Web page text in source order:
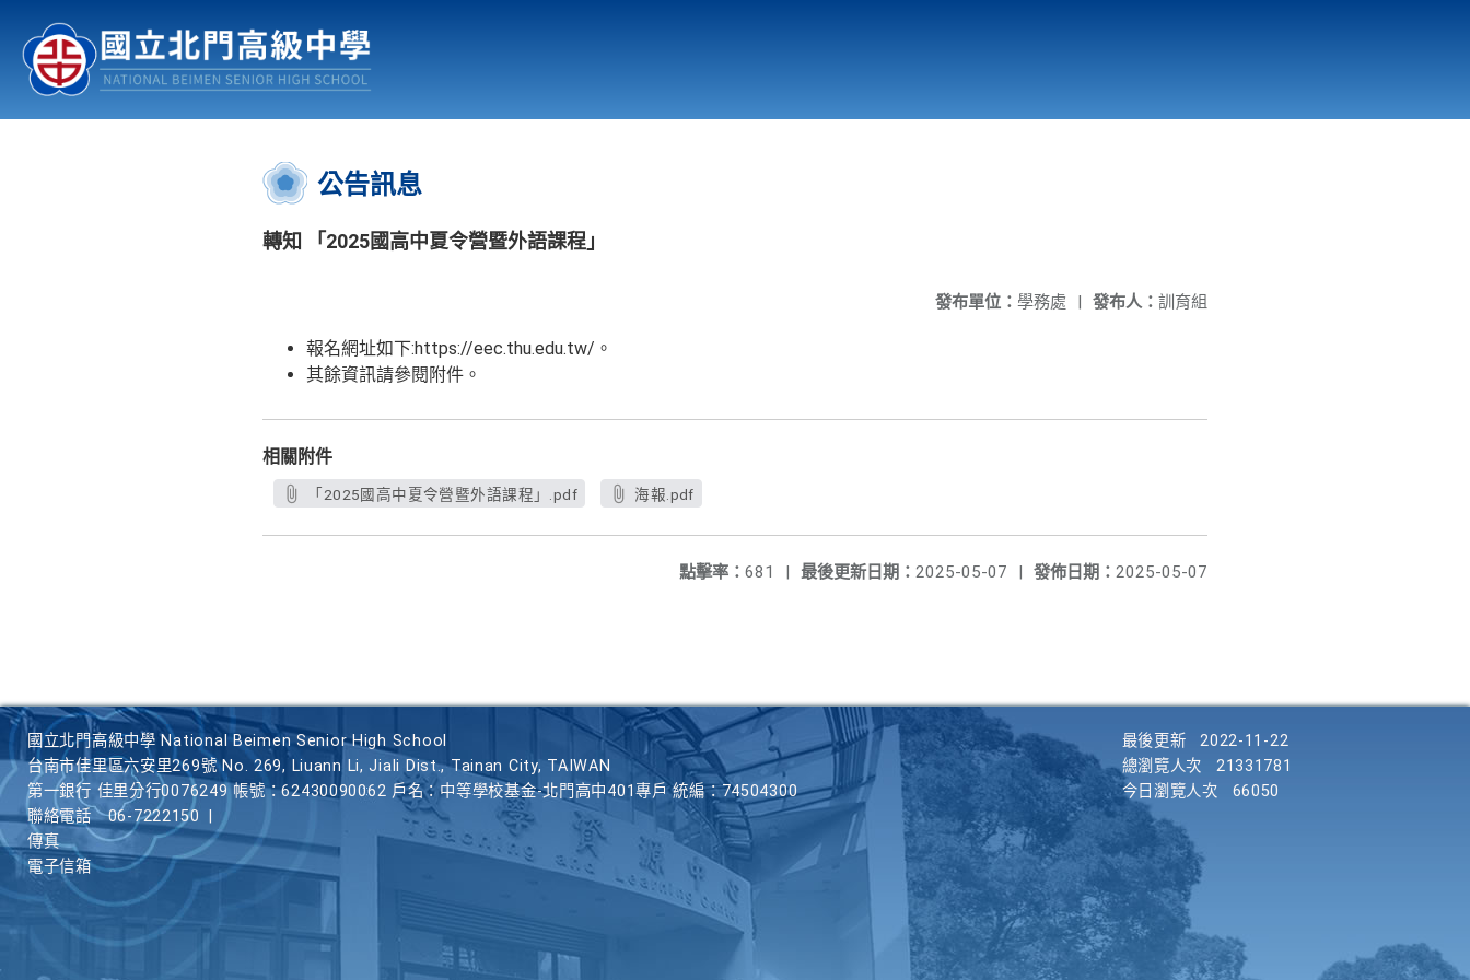
認識北中 行事曆
:::
公告訊息
轉知 「2025國高中夏令營暨外語課程」
發布人： 訓育組
發布單位： 學務處 |
報名網址如下:https://eec.thu.edu.tw/。
其餘資訊請參閱附件。
相關附件
「2025國高中夏令營暨外語課程」.pdf 海報.pdf
發佈日期： 2025-05-07
最後更新日期： 2025-05-07 |
點擊率： 681 |
國立北門高級中學 National Beimen Senior High School
台南市佳里區六安里269號 No. 269, Liuann Li, Jiali Dist., Tainan City, TAIWAN
第一銀行 佳里分行0076249 帳號：62430090062 戶名：中等學校基金-北門高中401專戶 統編：74504300
聯絡電話
06-7222150
傳真
電子信箱
最後更新
2022-11-22
總瀏覽人次
21331781
今日瀏覽人次
66050